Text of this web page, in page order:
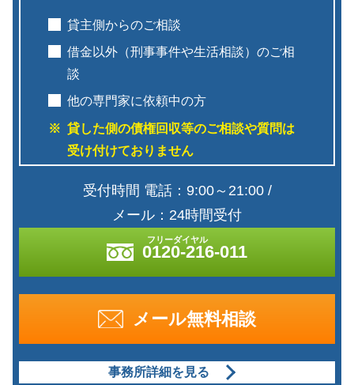
貸主側からのご相談
借金以外（刑事事件や生活相談）のご相
談
他の専門家に依頼中の方
貸した側の債権回収等のご相談や質問は
受け付けておりません
受付時間 電話：9:00～21:00 /
メール：24時間受付
0120-216-011
メール無料相談
事務所詳細を見る